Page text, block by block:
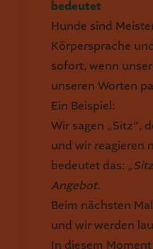
bedeutet
Hunde sind
Körpersprache
sofort, wenn
unseren Worten
Ein Beispiel:
Wir sagen „Sitz“,
und wir reagieren
bedeutet das:
Angebot.
Beim nächsten
und wir werden
In diesem